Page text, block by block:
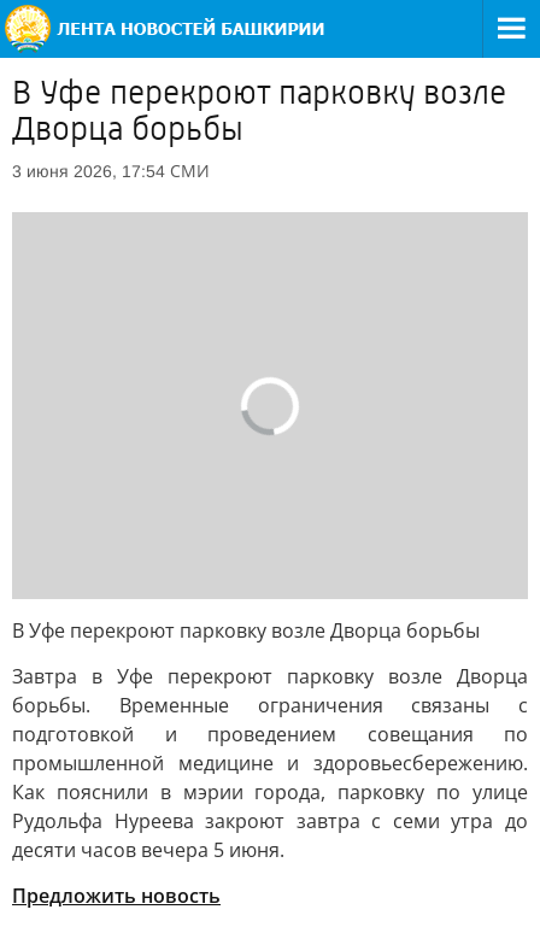
В Уфе перекроют парковку возле
Дворца борьбы
3 июня 2026, 17:54 СМИ
В Уфе перекроют парковку возле Дворца борьбы
Завтра в Уфе перекроют парковку возле Дворца
борьбы. Временные ограничения связаны с
подготовкой и проведением совещания по
промышленной медицине и здоровьесбережению.
Как пояснили в мэрии города, парковку по улице
Рудольфа Нуреева закроют завтра с семи утра до
десяти часов вечера 5 июня.
Предложить новость